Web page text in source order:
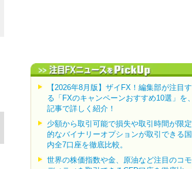
【2026年8月版】ザイFX！編集部が注目す
る「FXのキャンペーンおすすめ10選」を、
記事で詳しく紹介！
少額から取引可能で損失や取引時間が限定
的なバイナリーオプションが取引できる国
内全7口座を徹底比較。
世界の株価指数や金、原油など注目のコモ